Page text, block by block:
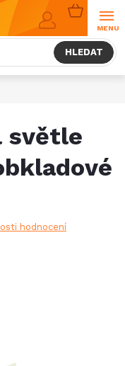
HLEDAT
NÁKUPNÍ
KOŠÍK
světle
hodnocení